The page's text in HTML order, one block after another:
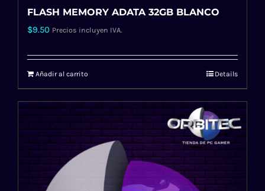
FLASH MEMORY ADATA 32GB BLANCO
$9.50 Precios incluyen IVA.
Añadir al carrito Details